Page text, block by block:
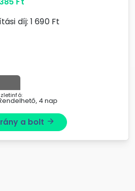
díj: 1 690Ft
4 nap
a bolt arrow_forward